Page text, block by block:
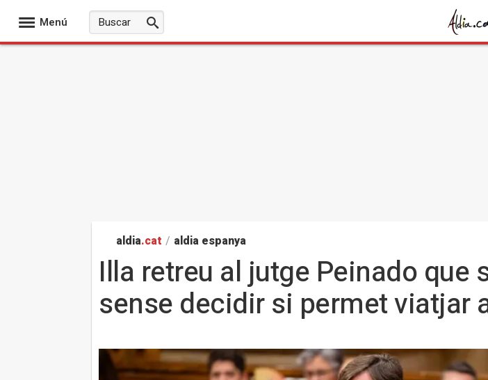
Menú
aldia.cat / aldia espanya
Illa retreu al jutge Peinado que
sense decidir si permet viatjar